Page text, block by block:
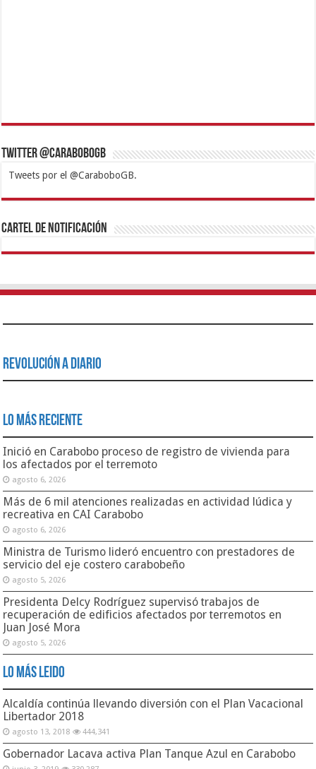
Twitter @CaraboboGB
Tweets por el @CaraboboGB.
1xbetBetturkeyBetistKralbetSupertotobetTipobetMatadorbetMariobet
https://mvbcasino.com/
Cartel de Notificación
Revolución a Diario
Lo Más Reciente
Inició en Carabobo proceso de registro de vivienda para
los afectados por el terremoto
agosto 6, 2026
Más de 6 mil atenciones realizadas en actividad lúdica y
recreativa en CAI Carabobo
agosto 6, 2026
Ministra de Turismo lideró encuentro con prestadores de
servicio del eje costero carabobeño
agosto 5, 2026
Presidenta Delcy Rodríguez supervisó trabajos de
recuperación de edificios afectados por terremotos en
Juan José Mora
agosto 5, 2026
Lo Más Leido
Alcaldía continúa llevando diversión con el Plan Vacacional
Libertador 2018
agosto 13, 2018 444,341
Gobernador Lacava activa Plan Tanque Azul en Carabobo